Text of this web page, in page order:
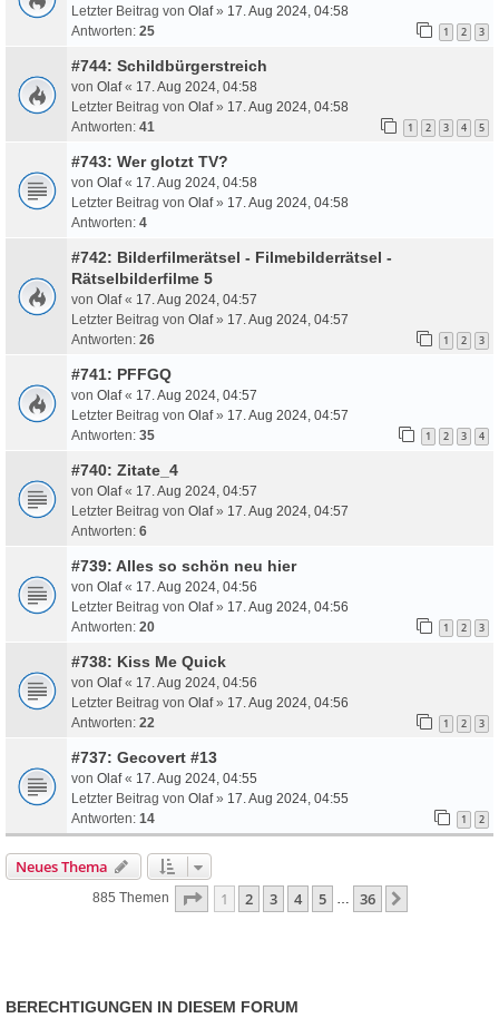
Letzter Beitrag von Olaf» 17. Aug 2024, 04:58
Antworten: 25 1 2 3
#744: Schildbürgerstreich
von Olaf« 17. Aug 2024, 04:58
Letzter Beitrag von Olaf» 17. Aug 2024, 04:58
Antworten: 41 1 2 3 4 5
#743: Wer glotzt TV?
von Olaf« 17. Aug 2024, 04:58
Letzter Beitrag von Olaf» 17. Aug 2024, 04:58
Antworten: 4
#742: Bilderfilmerätsel - Filmebilderrätsel -
Rätselbilderfilme 5
von Olaf« 17. Aug 2024, 04:57
Letzter Beitrag von Olaf» 17. Aug 2024, 04:57
Antworten: 26 1 2 3
#741: PFFGQ
von Olaf« 17. Aug 2024, 04:57
Letzter Beitrag von Olaf» 17. Aug 2024, 04:57
Antworten: 35 1 2 3 4
#740: Zitate_4
von Olaf« 17. Aug 2024, 04:57
Letzter Beitrag von Olaf» 17. Aug 2024, 04:57
Antworten: 6
#739: Alles so schön neu hier
von Olaf« 17. Aug 2024, 04:56
Letzter Beitrag von Olaf» 17. Aug 2024, 04:56
Antworten: 20 1 2 3
#738: Kiss Me Quick
von Olaf« 17. Aug 2024, 04:56
Letzter Beitrag von Olaf» 17. Aug 2024, 04:56
Antworten: 22 1 2 3
#737: Gecovert #13
von Olaf« 17. Aug 2024, 04:55
Letzter Beitrag von Olaf» 17. Aug 2024, 04:55
Antworten: 14 1 2
Neues Thema
885 Themen Seite 1Von 36
1 2 3 4 5 … 36
BERECHTIGUNGEN IN DIESEM FORUM